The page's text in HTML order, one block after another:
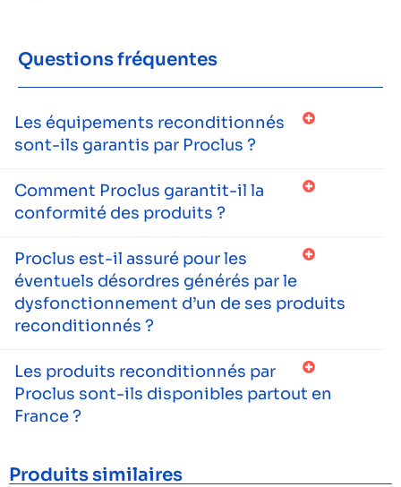
Questions fréquentes
Les équipements reconditionnés
sont-ils garantis par Proclus ?
Comment Proclus garantit-il la
conformité des produits ?
Proclus est-il assuré pour les
éventuels désordres générés par le
dysfonctionnement d’un de ses produits
reconditionnés ?
Les produits reconditionnés par
Proclus sont-ils disponibles partout en
France ?
Produits similaires